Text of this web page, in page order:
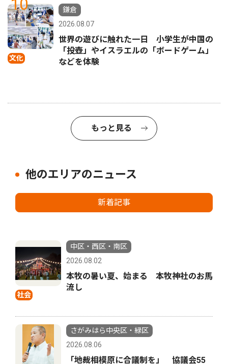
10
文化
鎌倉
2026.08.07
世界の遊びに触れた一日 小学生が中国の
「投壺」やイスラエルの「ボードゲーム」
などを体験
もっと見る
他のエリアのニュース
新着記事
社会
中区・西区・南区
2026.08.02
本牧の暑い夏、始まる 本牧神社のお馬
流し
さがみはら中央区・緑区
2026.08.06
「地裁相模原に合議制を」 協議会55